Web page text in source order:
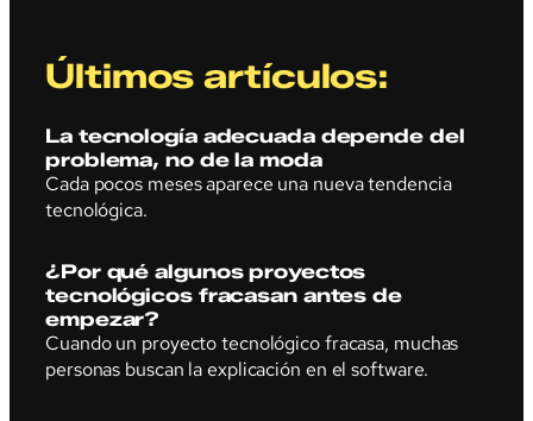
Últimos artículos:
La tecnología adecuada depende del
problema, no de la moda
Cada pocos meses aparece una nueva tendencia
tecnológica.
¿Por qué algunos proyectos
tecnológicos fracasan antes de
empezar?
Cuando un proyecto tecnológico fracasa, muchas
personas buscan la explicación en el software.